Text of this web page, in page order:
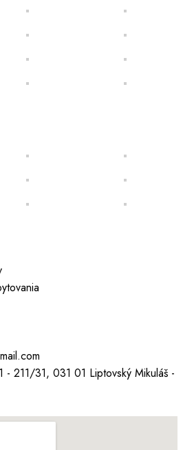
211/31, 031 01 Liptovský Mikuláš -